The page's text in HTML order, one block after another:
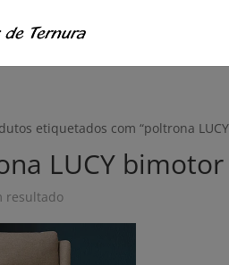
etiquetados com “poltrona
LUCY bimotor
resultado